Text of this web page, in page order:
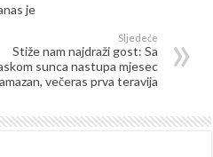
je
Sljedeće
Stiže nam najdraži gost: Sa
sunca nastupa mjesec
večeras prva teravija